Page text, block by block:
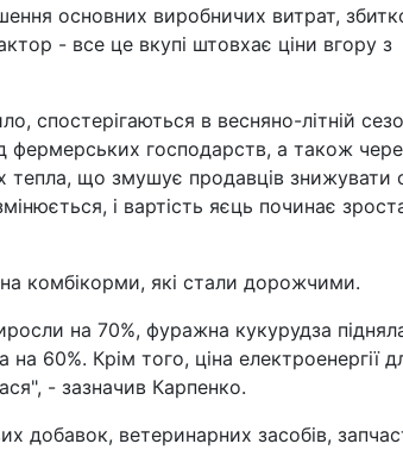
основних виробничих витрат,
- все це вкупі штовхає ціни вгору з
спостерігаються в весняно-літній
фермерських господарств, а також
тепла, що змушує продавців знижувати
і вартість яєць починає
на комбікорми, які стали дорожчими.
на 70%, фуражна кукурудза
60%. Крім того, ціна електроенергії
- зазначив Карпенко.
добавок, ветеринарних засобів,